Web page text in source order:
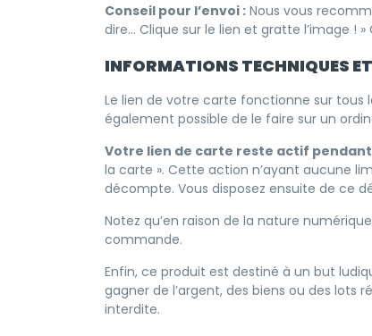
Conseil pour l’envoi : Nous vous
dire… Clique sur le lien et gratte l’image !
INFORMATIONS TECHNIQUES
Le lien de votre carte fonctionne sur tous
également possible de le faire sur un
Votre lien de carte reste actif pendant
la carte ». Cette action n’ayant aucune
décompte. Vous disposez ensuite de ce
Notez qu’en raison de la nature
commande.
Enfin, ce produit est destiné à un but
gagner de l’argent, des biens ou des
interdite.